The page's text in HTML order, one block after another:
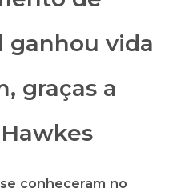
ganhou vida
graças a
conheceram no